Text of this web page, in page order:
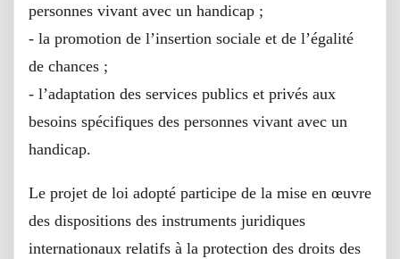
personnes vivant avec un handicap ;
- la promotion de l’insertion sociale et de l’égalité
de chances ;
- l’adaptation des services publics et privés aux
besoins spécifiques des personnes vivant avec un
handicap.
Le projet de loi adopté participe de la mise en œuvre
des dispositions des instruments juridiques
internationaux relatifs à la protection des droits des